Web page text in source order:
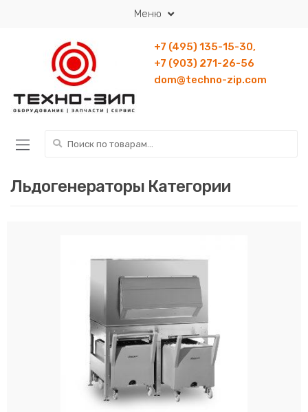
Меню
+7 (495) 135-15-30,
+7 (903) 271-26-56
dom@techno-zip.com
Искать:
Льдогенераторы Категории